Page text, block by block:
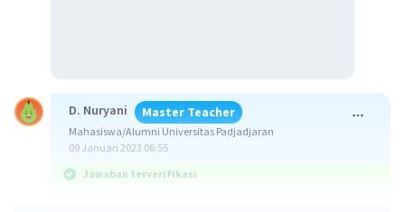
D. Nuryani Master Teacher
Mahasiswa/Alumni Universitas Padjadjaran
09 Januari 2023 06:55
Jawaban terverifikasi